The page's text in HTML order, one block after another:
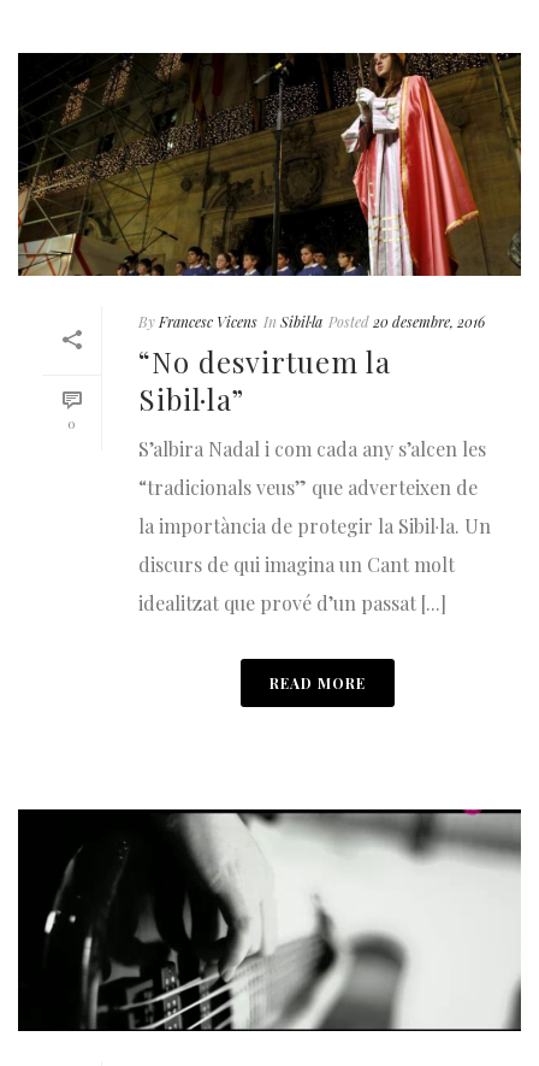
0
By Francesc Vicens In Sibil·la Posted 20 desembre, 2016
“No desvirtuem la
Sibil·la”
S’albira Nadal i com cada any s’alcen les
“tradicionals veus” que adverteixen de
la importància de protegir la Sibil·la. Un
discurs de qui imagina un Cant molt
idealitzat que prové d’un passat [...]
READ MORE